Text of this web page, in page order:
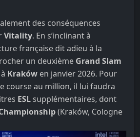
des conséquences
Vitality. En s’inclinant à
française dit adieu à la
un deuxième Grand Slam
Kraków en janvier 2026. Pour
course au million, il lui faudra
ESLsupplémentaires, dont
(Kraków, Cologne